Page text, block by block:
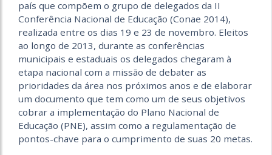
país que compõem o grupo de delegados da II
Conferência Nacional de Educação (Conae 2014),
realizada entre os dias 19 e 23 de novembro. Eleitos
ao longo de 2013, durante as conferências
municipais e estaduais os delegados chegaram à
etapa nacional com a missão de debater as
prioridades da área nos próximos anos e de elaborar
um documento que tem como um de seus objetivos
cobrar a implementação do Plano Nacional de
Educação (PNE), assim como a regulamentação de
pontos-chave para o cumprimento de suas 20 metas.